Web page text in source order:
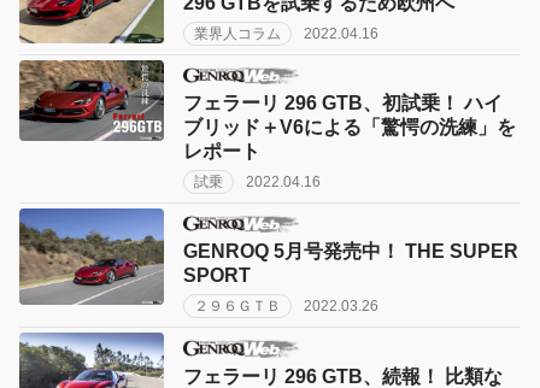
業界人コラム 2022.04.16
フェラーリ 296 GTB、初試乗！ ハイ
ブリッド＋V6による「驚愕の洗練」を
レポート
試乗 2022.04.16
GENROQ 5月号発売中！ THE SUPER
SPORT
２９６ＧＴＢ 2022.03.26
フェラーリ 296 GTB、続報！ 比類な